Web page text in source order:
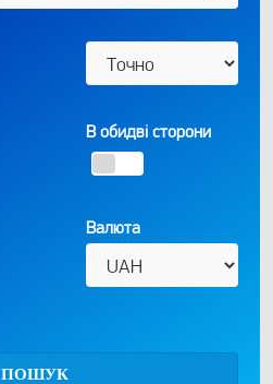
В обидві сторони
Валюта
ПОШУК